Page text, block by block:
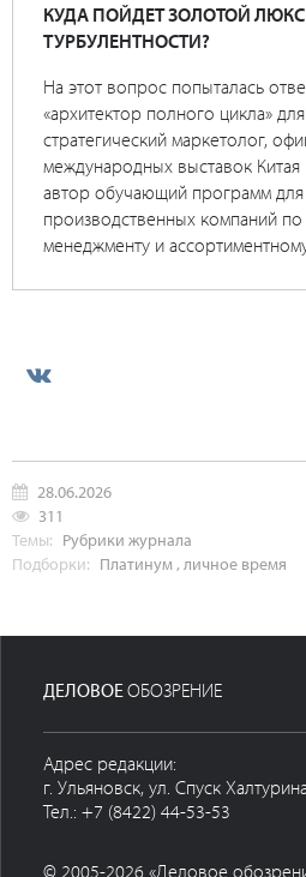
КУДА ПОЙДЕТ ЗОЛОТОЙ
ТУРБУЛЕНТНОСТИ?
На этот вопрос попыталась
«архитектор полного цикла»
стратегический маркетолог,
международных выставок
автор обучающий программ
производственных компаний
менеджменту и
28.06.2026
311
Темы: Рубрики журнала
Подборки: Платинум , личное время
ДЕЛОВОЕ ОБОЗРЕНИЕ
Адрес редакции:
г. Ульяновск, ул. Спуск
Тел.: +7 (8422) 44-53-53
© 2005-2026 «Деловое